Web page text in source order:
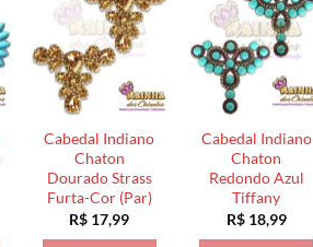
Cabedal Indiano
Chaton
Dourado Strass
Furta-Cor (Par)
R$ 17,99
Cabedal Indiano
Chaton
Redondo Azul
Tiffany
R$18,99